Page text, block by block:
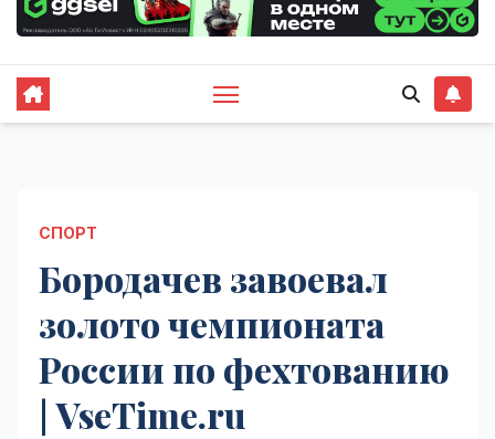
СПОРТ
Бородачев завоевал
золото чемпионата
России по фехтованию
| VseTime.ru